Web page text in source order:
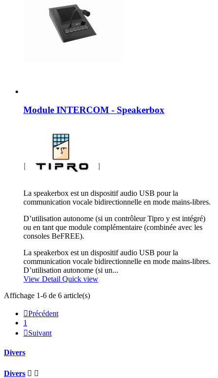
Module INTERCOM - Speakerbox
La speakerbox est un dispositif audio USB pour la
communication vocale bidirectionnelle en mode mains-libres.
D’utilisation autonome (si un contrôleur Tipro y est intégré)
ou en tant que module complémentaire (combinée avec les
consoles BeFREE).
La speakerbox est un dispositif audio USB pour la
communication vocale bidirectionnelle en mode mains-libres.
D’utilisation autonome (si un...
View Detail Quick view
Affichage 1-6 de 6 article(s)
Précédent
1
Suivant
Divers
Divers  